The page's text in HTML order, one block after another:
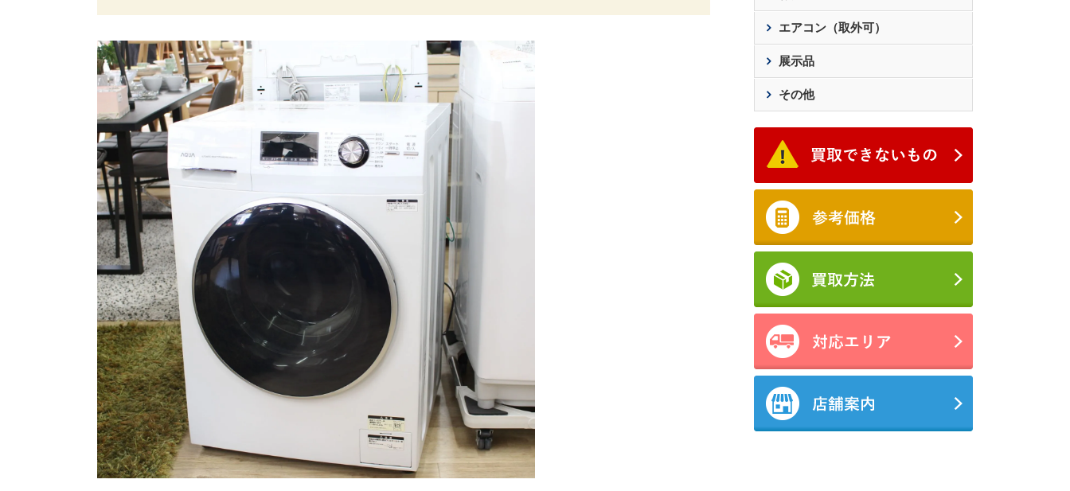
エアコン（取外可）
展示品
その他